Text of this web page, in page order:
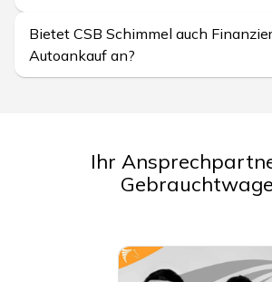
Bietet CSB Schimmel auch
Autoankauf an?
Ihr